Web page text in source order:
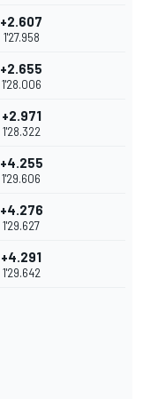
+2.607
1'27.958
+2.655
1'28.006
+2.971
1'28.322
+4.255
1'29.606
+4.276
1'29.627
+4.291
1'29.642